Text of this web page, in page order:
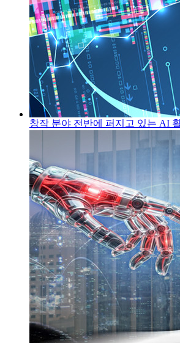
창작 분야 전반에 퍼지고 있는 AI